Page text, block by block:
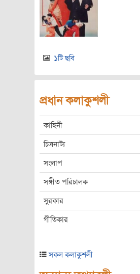
১টি ছবি
প্রধান কলাকুশলী
কাহিনী
চিত্রনাট্য
সংলাপ
সঙ্গীত পরিচালক
সুরকার
গীতিকার
সকল কলাকুশলী